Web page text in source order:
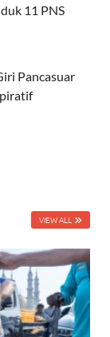
11 PNS
Pancasuar
VIEW ALL